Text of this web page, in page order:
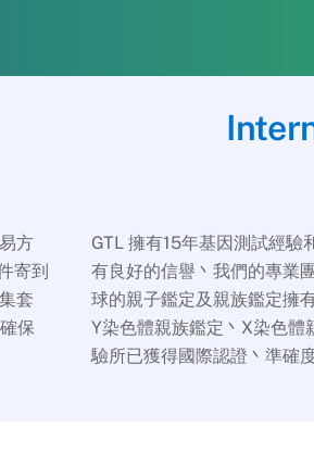
方
寄到
套
保
GTL 擁有15年基因測試經驗
有良好的信譽丶我們的專業
球的親子鑑定及親族鑑定擁
Y染色體親族鑑定丶X染色體
驗所已獲得國際認證丶準確